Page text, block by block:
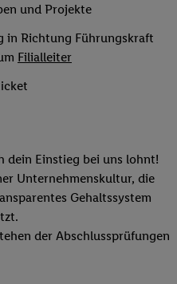
und Projekte
in Richtung Führungskraft
Filialleiter
dein Einstieg bei uns lohnt!
Unternehmenskultur, die
Gehaltssystem
der Abschlussprüfungen